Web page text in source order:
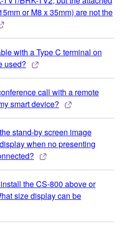
or M8 x 35mm) are not the
with a Type C terminal on
used?
call with a remote
smart device?
stand-by screen image
when no presenting
the CS-800 above or
size display can be